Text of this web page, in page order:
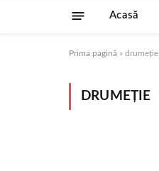
Acasă
Prima pagină » drumeție
DRUMEȚIE